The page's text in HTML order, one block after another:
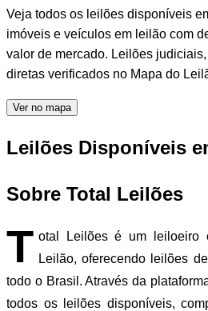
Veja todos os leilões disponíveis
imóveis e veículos em leilão com
valor de mercado. Leilões
diretas verificados no Mapa do
Ver no mapa
Leilões Disponíveis
Sobre Total Leilões
T otal Leilões é um leiloeiro
Leilão, oferecendo leilões
todo o Brasil. Através da
todos os leilões disponíveis,